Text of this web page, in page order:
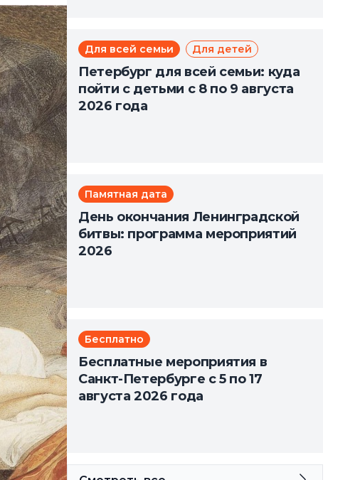
Для всей семьи Для детей
Петербург для всей семьи: куда
пойти с детьми с 8 по 9 августа
2026 года
Памятная дата
День окончания Ленинградской
битвы: программа мероприятий
2026
Бесплатно
Бесплатные мероприятия в
Санкт-Петербурге с 5 по 17
августа 2026 года